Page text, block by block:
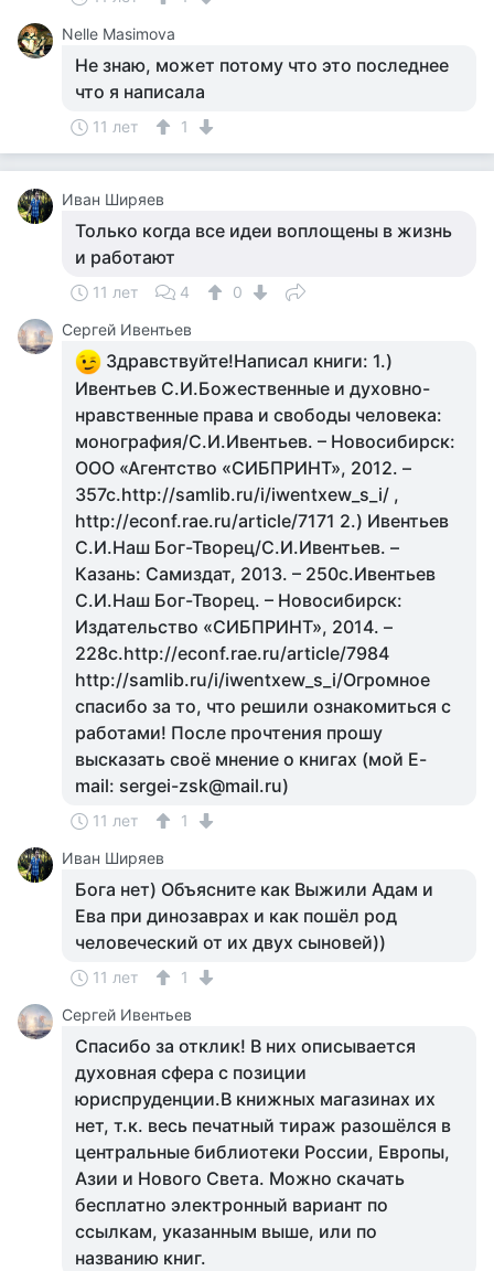
Nelle Masimova
Не знаю, может потому что это последнее
что я написала
11 лет 1
Иван Ширяев
Только когда все идеи воплощены в жизнь
и работают
11 лет 4
0
Сергей Ивентьев
Здравствуйте!Написал книги: 1.)
Ивентьев С.И.Божественные и духовно-
нравственные права и свободы человека:
монография/С.И.Ивентьев. – Новосибирск:
ООО «Агентство «СИБПРИНТ», 2012. –
357с.http://samlib.ru/i/iwentxew_s_i/ ,
http://econf.rae.ru/article/7171 2.) Ивентьев
С.И.Наш Бог-Творец/С.И.Ивентьев. –
Казань: Самиздат, 2013. – 250с.Ивентьев
С.И.Наш Бог-Творец. – Новосибирск:
Издательство «СИБПРИНТ», 2014. –
228с.http://econf.rae.ru/article/7984
http://samlib.ru/i/iwentxew_s_i/Огромное
спасибо за то, что решили ознакомиться с
работами! После прочтения прошу
высказать своё мнение о книгах (мой E-
mail: sergei-zsk@mail.ru)
11 лет
1
Иван Ширяев
Бога нет) Объясните как Выжили Адам и
Ева при динозаврах и как пошёл род
человеческий от их двух сыновей))
11 лет
1
Сергей Ивентьев
Спасибо за отклик! В них описывается
духовная сфера с позиции
юриспруденции.В книжных магазинах их
нет, т.к. весь печатный тираж разошёлся в
центральные библиотеки России, Европы,
Азии и Нового Света. Можно скачать
бесплатно электронный вариант по
ссылкам, указанным выше, или по
названию книг.